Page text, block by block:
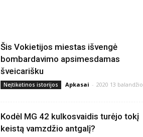
Šis Vokietijos miestas išvengė
bombardavimo apsimesdamas
šveicarišku
Neįtikėtinos istorijos Apkasai - 2020 13 balandžio
Kodėl MG 42 kulkosvaidis turėjo tokį
keistą vamzdžio antgalį?